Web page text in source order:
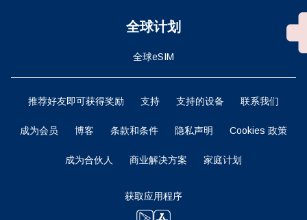
全球计划
全球eSIM
推荐好友即可获得奖励 支持 支持的设备 联系我们
成为会员 博客 条款和条件 隐私声明 Cookies 政策
成为合伙人 商业解决方案 家庭计划
获取应用程序